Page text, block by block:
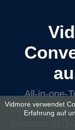
Bearbeiten
Windows 11/
Vidmore verwendet
Erfahrung auf